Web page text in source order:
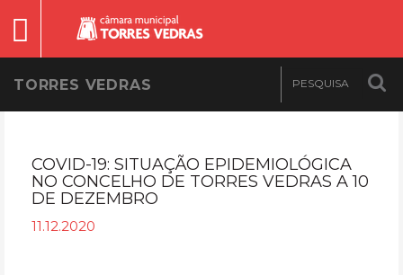
TORRES VEDRAS
COVID-19: SITUAÇÃO EPIDEMIOLÓGICA
NO CONCELHO DE TORRES VEDRAS A 10
DE DEZEMBRO
11.12.2020